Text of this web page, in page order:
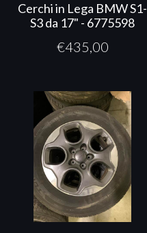
Cerchi in Lega BMW S1-
S3 da 17" - 6775598
€435,00